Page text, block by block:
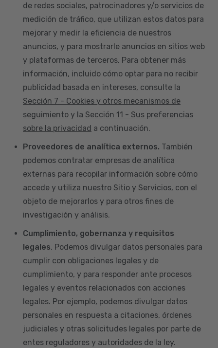
de redes sociales, patrocinadores y/o servicios de
medición de tráfico, que utilizan estos datos para
mejorar y medir la eficiencia de nuestros
anuncios, y para mostrarle anuncios en sitios web
y plataformas de terceros. Para obtener más
información, incluido cómo optar para no recibir
publicidad basada en intereses, consulte la
Sección 7 - Cookies y otros mecanismos de
seguimiento y la Sección 11 - Sus preferencias
sobre la privacidad a continuación.
Proveedores de analítica externos. También
podemos contratar empresas de analítica
externas para recopilar información sobre cómo
accede y utiliza nuestro Sitio y Servicios, con el
objeto de mejorarlos y para otros fines de
investigación y análisis.
Cumplimiento, gobernanza y requisitos
legales. Podemos divulgar datos personales para
cumplir con obligaciones legales y de
cumplimiento, y para responder ante procesos
legales y eventos relacionados con acciones
legales. Por ejemplo, podemos divulgar datos
personales en respuesta a citaciones, órdenes
judiciales y otras solicitudes legales por parte de
entes reguladores y autoridades de la ley.